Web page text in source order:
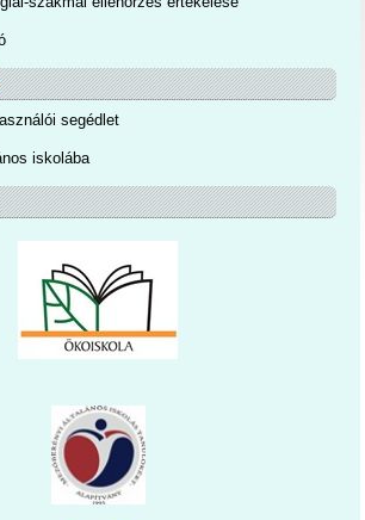
segédlet
iskolába